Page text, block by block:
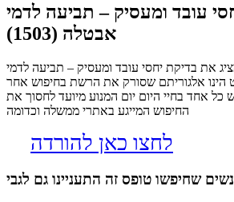
עובד ומעסיק – תביעה לדמי
אבטלה (1503)
את בדיקת יחסי עובד ומעסיק – תביעה לדמי
הופרט הינו אלגוריתם שסורק את הרשת בחיפוש אחר
כל אחד בחיי היום יום המנוע מיועד לחסוך את
החיפוש המייגע באתרי ממשלה וכדומה
לחצו כאן להורדה
שחיפשו טופס זה התעניינו גם לגבי